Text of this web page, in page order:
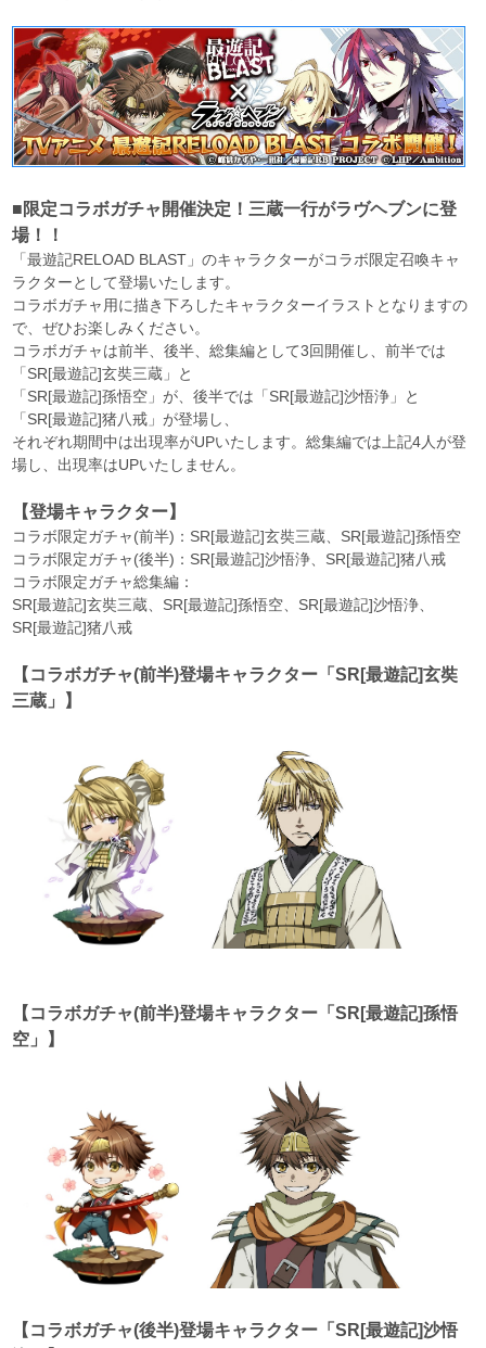
■限定コラボガチャ開催決定！三蔵一行がラヴヘブンに登
場！！
「最遊記RELOAD BLAST」のキャラクターがコラボ限定召喚キャ
ラクターとして登場いたします。
コラボガチャ用に描き下ろしたキャラクターイラストとなりますの
で、ぜひお楽しみください。
コラボガチャは前半、後半、総集編として3回開催し、前半では
「SR[最遊記]玄奘三蔵」と
「SR[最遊記]孫悟空」が、後半では「SR[最遊記]沙悟浄」と
「SR[最遊記]猪八戒」が登場し、
それぞれ期間中は出現率がUPいたします。総集編では上記4人が登
場し、出現率はUPいたしません。
【登場キャラクター】
コラボ限定ガチャ(前半)：SR[最遊記]玄奘三蔵、SR[最遊記]孫悟空
コラボ限定ガチャ(後半)：SR[最遊記]沙悟浄、SR[最遊記]猪八戒
コラボ限定ガチャ総集編：
SR[最遊記]玄奘三蔵、SR[最遊記]孫悟空、SR[最遊記]沙悟浄、
SR[最遊記]猪八戒
【コラボガチャ(前半)登場キャラクター「SR[最遊記]玄奘
三蔵」】
【コラボガチャ(前半)登場キャラクター「SR[最遊記]孫悟
空」】
【コラボガチャ(後半)登場キャラクター「SR[最遊記]沙悟